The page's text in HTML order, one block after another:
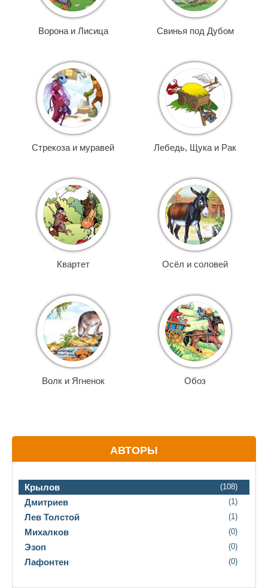
Ворона и Лисица Свинья под Дубом
Стрекоза и муравей Лебедь, Щука и Рак
Квартет Осёл и соловей
Волк и Ягненок Обоз
АВТОРЫ
Крылов (108)
Дмитриев (1)
Лев Толстой (1)
Михалков (0)
Эзоп (0)
Лафонтен (0)